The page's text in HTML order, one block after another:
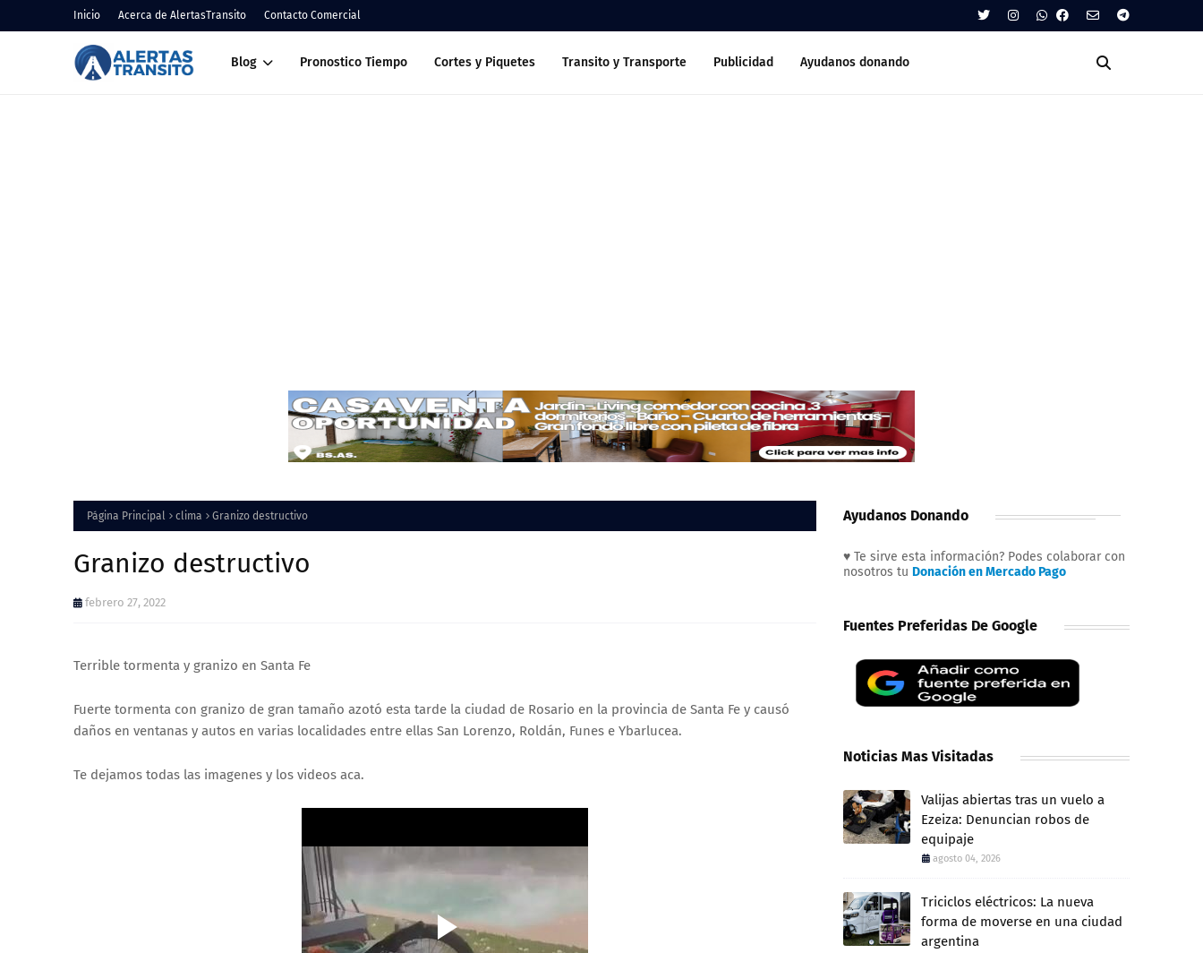
Inicio Acerca de AlertasTransito Contacto Comercial
Blog Pronostico Tiempo Cortes y Piquetes Transito y Transporte Publicidad Ayudanos donando
Página Principal clima Granizo destructivo
Granizo destructivo
febrero 27, 2022
Terrible tormenta y granizo en Santa Fe
Fuerte tormenta con granizo de gran tamaño azotó esta tarde la ciudad de Rosario en la provincia de Santa Fe y causó
daños en ventanas y autos en varias localidades entre ellas San Lorenzo, Roldán, Funes e Ybarlucea.
Te dejamos todas las imagenes y los videos aca.
Ayudanos Donando
♥ Te sirve esta información? Podes colaborar con
nosotros tu Donación en Mercado Pago
Fuentes Preferidas De Google
Noticias Mas Visitadas
Valijas abiertas tras un vuelo a
Ezeiza: Denuncian robos de
equipaje
agosto 04, 2026
Triciclos eléctricos: La nueva
forma de moverse en una ciudad
argentina